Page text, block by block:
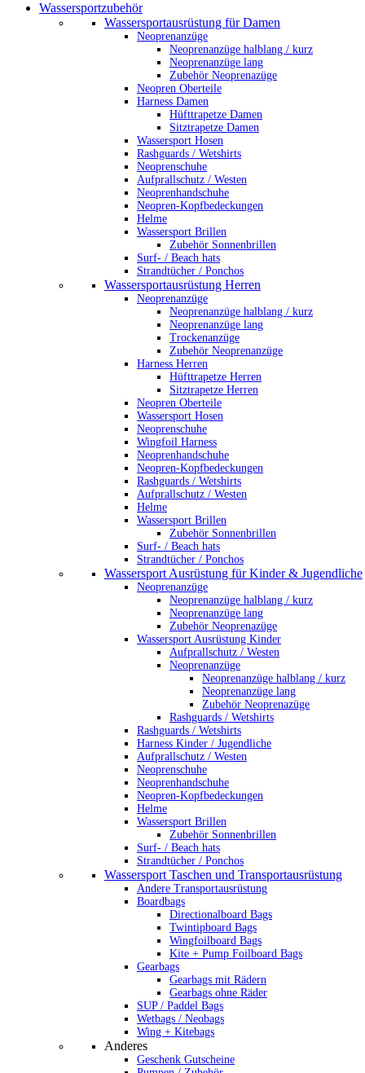
Wassersportzubehör
Wassersportausrüstung für Damen
Neoprenanzüge
Neoprenanzüge halblang / kurz
Neoprenanzüge lang
Zubehör Neoprenazüge
Neopren Oberteile
Harness Damen
Hüfttrapetze Damen
Sitztrapetze Damen
Wassersport Hosen
Rashguards / Wetshirts
Neoprenschuhe
Aufprallschutz / Westen
Neoprenhandschuhe
Neopren-Kopfbedeckungen
Helme
Wassersport Brillen
Zubehör Sonnenbrillen
Surf- / Beach hats
Strandtücher / Ponchos
Wassersportausrüstung Herren
Neoprenanzüge
Neoprenanzüge halblang / kurz
Neoprenanzüge lang
Trockenanzüge
Zubehör Neoprenanzüge
Harness Herren
Hüfttrapetze Herren
Sitztrapetze Herren
Neopren Oberteile
Wassersport Hosen
Neoprenschuhe
Wingfoil Harness
Neoprenhandschuhe
Neopren-Kopfbedeckungen
Rashguards / Wetshirts
Aufprallschutz / Westen
Helme
Wassersport Brillen
Zubehör Sonnenbrillen
Surf- / Beach hats
Strandtücher / Ponchos
Wassersport Ausrüstung für Kinder & Jugendliche
Neoprenanzüge
Neoprenanzüge halblang / kurz
Neoprenanzüge lang
Zubehör Neoprenazüge
Wassersport Ausrüstung Kinder
Aufprallschutz / Westen
Neoprenanzüge
Neoprenanzüge halblang / kurz
Neoprenanzüge lang
Zubehör Neoprenazüge
Rashguards / Wetshirts
Rashguards / Wetshirts
Harness Kinder / Jugendliche
Aufprallschutz / Westen
Neoprenschuhe
Neoprenhandschuhe
Neopren-Kopfbedeckungen
Helme
Wassersport Brillen
Zubehör Sonnenbrillen
Surf- / Beach hats
Strandtücher / Ponchos
Wassersport Taschen und Transportausrüstung
Andere Transportausrüstung
Boardbags
Directionalboard Bags
Twintipboard Bags
Wingfoilboard Bags
Kite + Pump Foilboard Bags
Gearbags
Gearbags mit Rädern
Gearbags ohne Räder
SUP / Paddel Bags
Wetbags / Neobags
Wing + Kitebags
Anderes
Geschenk Gutscheine